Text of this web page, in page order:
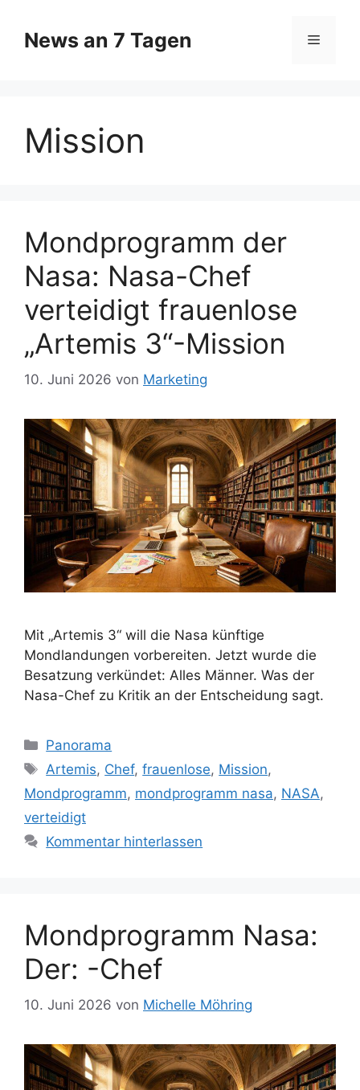
Inhalt
springen
News an 7 Tagen Menü
Mission
Mondprogramm der
Nasa: Nasa-Chef
verteidigt frauenlose
„Artemis 3“-Mission
10. Juni 2026 von Marketing
Mit „Artemis 3“ will die Nasa künftige
Mondlandungen vorbereiten. Jetzt wurde die
Besatzung verkündet: Alles Männer. Was der
Nasa-Chef zu Kritik an der Entscheidung sagt.
Kategorien
Panorama
Schlagwörter
Artemis, Chef,frauenlose, Mission,
Mondprogramm, mondprogramm nasa, NASA,
verteidigt
Kommentar hinterlassen
Mondprogramm Nasa:
Der: -Chef
10. Juni 2026 von Michelle Möhring